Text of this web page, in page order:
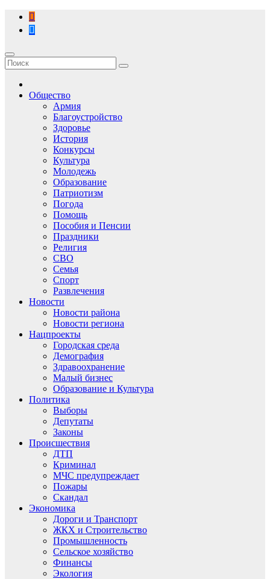
Перейти
содержимому
Общество
Армия
Благоустройство
Здоровье
История
Конкурсы
Культура
Молодежь
Образование
Патриотизм
Погода
Помощь
Пособия и Пенсии
Праздники
Религия
СВО
Семья
Спорт
Развлечения
Новости
Новости района
Новости региона
Нацпроекты
Городская среда
Демография
Здравоохранение
Малый бизнес
Образование и Культура
Политика
Выборы
Депутаты
Законы
Происшествия
ДТП
Криминал
МЧС предупреждает
Пожары
Скандал
Экономика
Дороги и Транспорт
ЖКХ и Строительство
Промышленность
Сельское хозяйство
Финансы
Экология